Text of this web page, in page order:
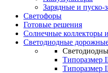
Зарядные и пуско-
Светофоры
Готовые решения
Солнечные коллекторы
Светодиодные
Типоразмер
Типоразмер